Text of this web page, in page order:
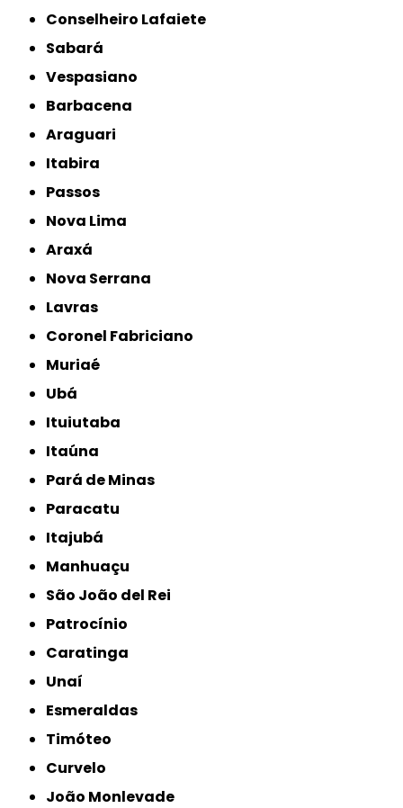
Conselheiro Lafaiete
Sabará
Vespasiano
Barbacena
Araguari
Itabira
Passos
Nova Lima
Araxá
Nova Serrana
Lavras
Coronel Fabriciano
Muriaé
Ubá
Ituiutaba
Itaúna
Pará de Minas
Paracatu
Itajubá
Manhuaçu
São João del Rei
Patrocínio
Caratinga
Unaí
Esmeraldas
Timóteo
Curvelo
João Monlevade